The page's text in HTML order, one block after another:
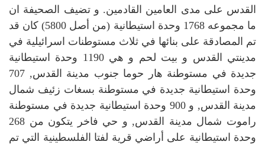
القدس على مدى العامين القادمين. و تضيف الصحيفة ان
ما مجموعه 1768 وحدة استيطانية (من أصل 5800) كان قد
تم المصادقة على بنائها في ثلاث مستوطنات اسرائيلية في
مدينتي القدس و بيت لحم و هي 1190 وحدة استيطانية
جديدة في مستوطنة هار حوما جنوب مدينة القدس, 707
وحدة استيطانية جديدة في مستوطنة بسغات زئيف شمال
مدينة القدس, و 900 وحدة استيطانية جديدة في مستوطنة
راموت شمال مدينة القدس, و حي فاخر يتكون من 268
وحدة استيطانية على أراضي قرية لفتا الفلسطينية التي تم